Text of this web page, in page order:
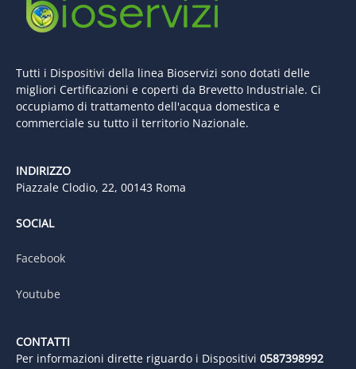
Tutti i Dispositivi della linea Bioservizi sono dotati delle
migliori Certificazioni e coperti da Brevetto Industriale. Ci
occupiamo di trattamento dell'acqua domestica e
commerciale su tutto il territorio Nazionale.
INDIRIZZO
Piazzale Clodio, 22, 00143 Roma
SOCIAL
Facebook
Youtube
CONTATTI
Per informazioni dirette riguardo i Dispositivi 0587398992